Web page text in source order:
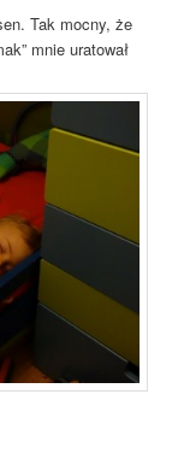
Tak mocny, że
mnie uratował